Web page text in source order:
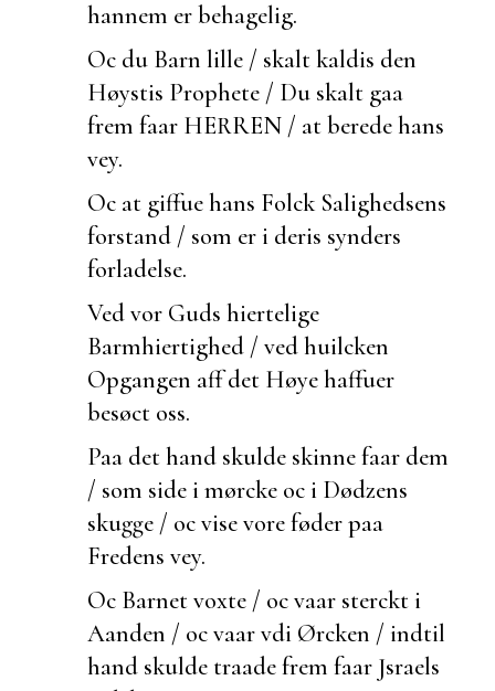
hannem er behagelig.
Oc du Barn lille / skalt kaldis den
Høystis Prophete / Du skalt gaa
frem faar HERREN / atberede hans
vey.
Oc at giffue hans Folck Salighedsens
forstand / som er i deris synders
forladelse.
Ved vor Guds hiertelige
Barmhiertighed / vedhuilcken
Opgangen aff det Høye haffuer
besøct oss.
Paa det hand skulde skinne faar dem
/ som side i mørcke oc i Dødzens
skugge / oc vise vore føder paa
Fredens vey.
Oc Barnet voxte / oc vaar sterckt i
Aanden / oc vaar vdi Ørcken / indtil
hand skulde traade frem faar Jsraels